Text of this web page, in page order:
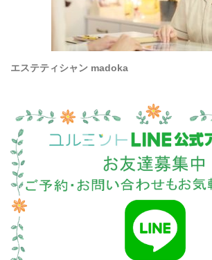
エステティシャン madoka